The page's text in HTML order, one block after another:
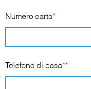
Numero carta*
Telefono di casa**